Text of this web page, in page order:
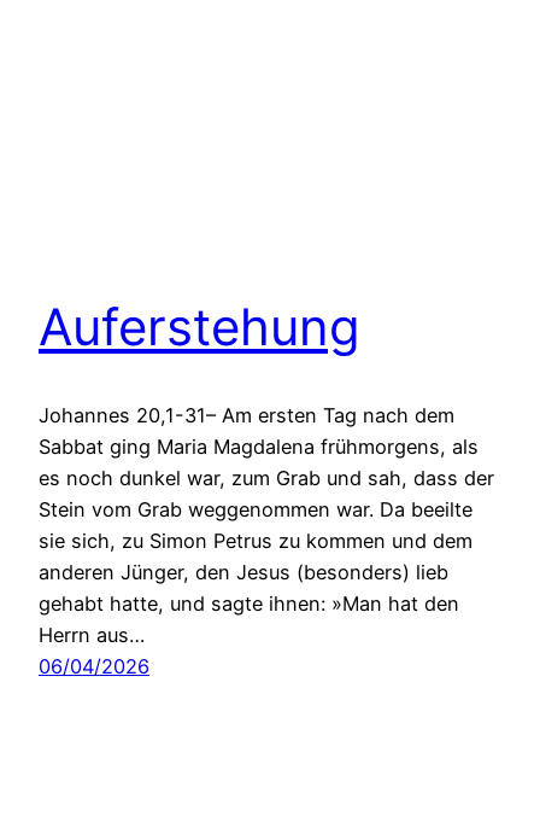
Auferstehung
Johannes 20,1-31– Am ersten Tag nach dem
Sabbat ging Maria Magdalena frühmorgens, als
es noch dunkel war, zum Grab und sah, dass der
Stein vom Grab weggenommen war. Da beeilte
sie sich, zu Simon Petrus zu kommen und dem
anderen Jünger, den Jesus (besonders) lieb
gehabt hatte, und sagte ihnen: »Man hat den
Herrn aus…
06/04/2026